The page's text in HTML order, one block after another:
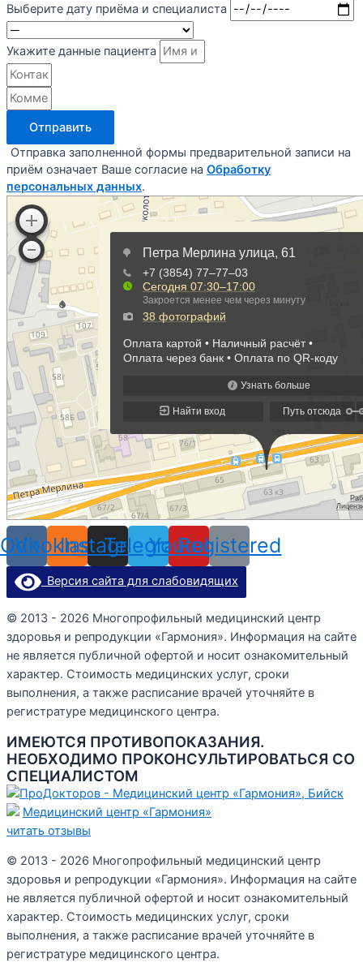
Выберите дату приёма и специалиста
Укажите данные пациента
Отправить
Отправка заполненной формы предварительной записи на
приём означает Ваше согласие на Обработку
персональных данных.
Vk
Odnoklassniki
Instagram
Telegram
Youtube
Registered
Версия сайта для слабовидящих
© 2013 - 2026 Многопрофильный медицинский центр
здоровья и репродукции «Гармония». Информация на сайте
не является публичной офертой и носит ознакомительный
характер. Стоимость медицинских услуг, сроки
выполнения, а также расписание врачей уточняйте в
регистратуре медицинского центра.
ИМЕЮТСЯ ПРОТИВОПОКАЗАНИЯ.
НЕОБХОДИМО ПРОКОНСУЛЬТИРОВАТЬСЯ СО
СПЕЦИАЛИСТОМ
Медицинский центр «Гармония»
читать отзывы
© 2013 - 2026 Многопрофильный медицинский центр
здоровья и репродукции «Гармония». Информация на сайте
не является публичной офертой и носит ознакомительный
характер. Стоимость медицинских услуг, сроки
выполнения, а также расписание врачей уточняйте в
регистратуре медицинского центра.